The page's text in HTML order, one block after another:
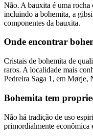
Não. A bauxita é uma rocha
incluindo a bohemita, a
componentes da bauxita.
Onde encontrar
Cristais de bohemita de
raros. A localidade mais
Pedreira Saga 1, em Mørje,
Bohemita tem
Não há tradição de uso
primordialmente econômica